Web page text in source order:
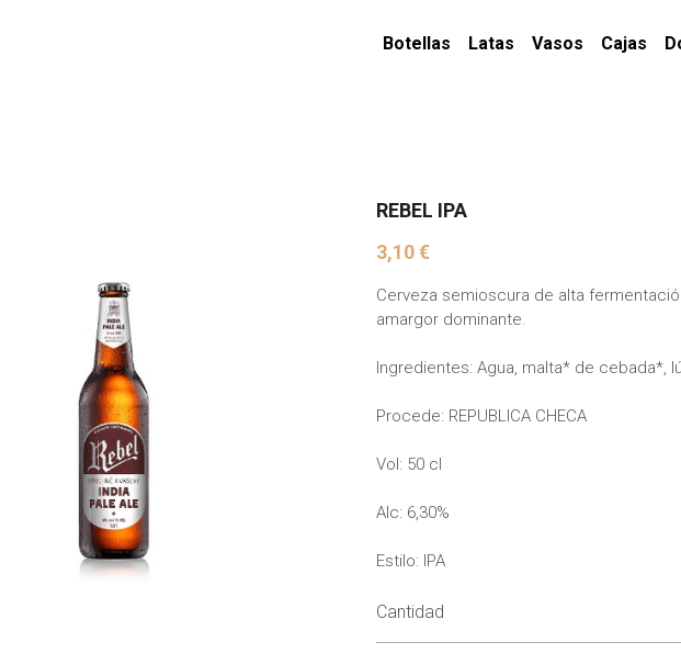
Botellas Latas Vasos Cajas
REBEL IPA
3,10 €
Cerveza semioscura de alta
amargor dominante.
Ingredientes: Agua, malta* de cebada*,
Procede: REPUBLICA CHECA
Vol: 50 cl
Alc: 6,30%
Estilo: IPA
Cantidad